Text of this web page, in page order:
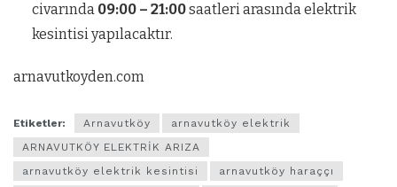
civarında 09:00 – 21:00saatleri arasında elektrik
kesintisi yapılacaktır.
arnavutkoyden.com
Etiketler: Arnavutköy
arnavutköy elektrik
ARNAVUTKÖY ELEKTRİK ARIZA
arnavutköy elektrik kesintisi
arnavutköy haraççı